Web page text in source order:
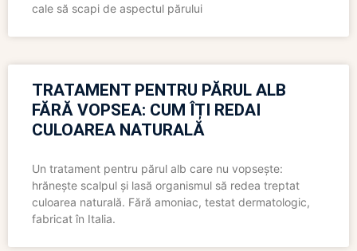
cale să scapi de aspectul părului
TRATAMENT PENTRU PĂRUL ALB
FĂRĂ VOPSEA: CUM ÎȚI REDAI
CULOAREA NATURALĂ
Un tratament pentru părul alb care nu vopsește:
hrănește scalpul și lasă organismul să redea treptat
culoarea naturală. Fără amoniac, testat dermatologic,
fabricat în Italia.